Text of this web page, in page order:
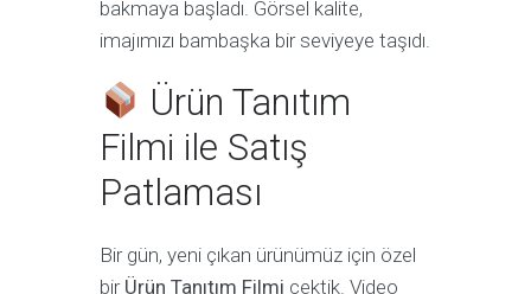
bakmaya başladı. Görsel kalite,
imajımızı bambaşka bir seviyeye taşıdı.
Ürün Tanıtım
Filmi ile Satış
Patlaması
Bir gün, yeni çıkan ürünümüz için özel
bir Ürün Tanıtım Filmi çektik. Video